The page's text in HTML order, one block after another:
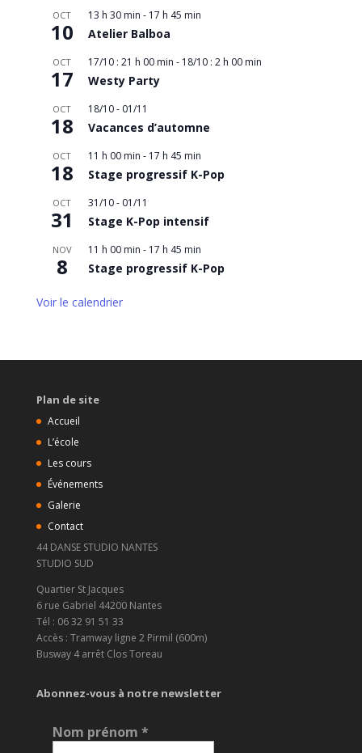
OCT
10
13 h 30 min - 17 h 45 min
Atelier Balboa
OCT
17
17/10 : 21 h 00 min - 18/10 : 2 h 00 min
Westy Party
OCT
18
18/10- 01/11
Vacances d’automne
OCT
18
11 h 00 min - 17 h 45 min
Stage progressif K-Pop
OCT
31
31/10- 01/11
Stage K-Pop intensif
NOV
8
11 h 00 min - 17 h 45 min
Stage progressif K-Pop
Voir le calendrier
Plan de site
Accueil
L’école
Les cours
Événements
Galerie
Contact
44 DANSE STUDIO NANTES
STUDIO SUD
Quartier St Jacques
6 rue Gabriel 44200 Nantes
Tél : 06 32 91 51 33
Accès : Tramway ligne 2 Pirmil (600m)
Busway 4 arrêt Clos Toreau
Abonnez-vous à notre newsletter
Nom prénom *